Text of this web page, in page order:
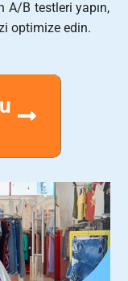
A/B testleri yapın,
optimize edin.